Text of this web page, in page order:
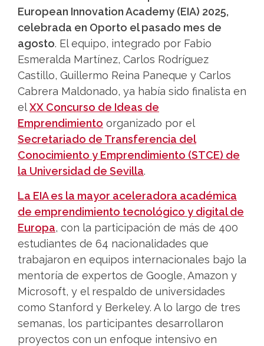
European Innovation Academy (EIA) 2025,
celebrada en Oporto el pasado mes de
agosto. El equipo, integrado por Fabio
Esmeralda Martínez, Carlos Rodríguez
Castillo, Guillermo Reina Paneque y Carlos
Cabrera Maldonado, ya había sido finalista en
elXX Concurso de Ideas de
Emprendimiento organizado por el
Secretariado de Transferencia del
Conocimiento y Emprendimiento (STCE) de
la Universidad de Sevilla.
La EIA es la mayor aceleradora académica
de emprendimiento tecnológico y digital de
Europa, con la participación de más de 400
estudiantes de 64 nacionalidades que
trabajaron en equipos internacionales bajo la
mentoría de expertos de Google, Amazon y
Microsoft, y el respaldo de universidades
como Stanford y Berkeley. A lo largo de tres
semanas, los participantes desarrollaron
proyectos con un enfoque intensivo en